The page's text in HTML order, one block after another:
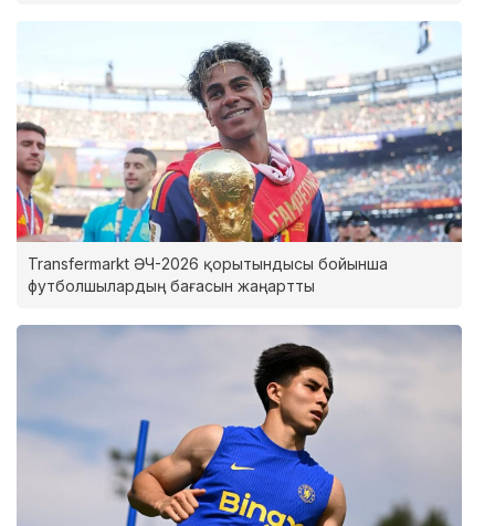
Transfermarkt ӘЧ-2026 қорытындысы бойынша
футболшылардың бағасын жаңартты